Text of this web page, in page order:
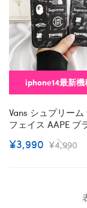
iphone14最新
Vans シュプリーム
フェイス AAPE ブ
Iphone 14/14 Pro/
Maxケース インス
¥3,990 ¥4,990